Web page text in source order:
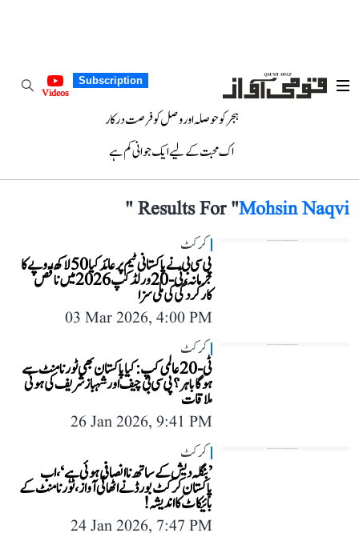
Subscription
Videos
ہجر کو حوصلہ اور وصل کو فرصت درکار
اک محبت کے لیے ایک جوانی کم ہے
Results For "Mohsin Naqvi
"
کرکٹ
پی سی بی نے پاکستانی ٹیم پر عائد کیا 50 لاکھ روپے کا
جرمانہ، ٹی-20 ورلڈ کپ 2026 میں ناقص
کارکردگی کی ملی سزا
03 Mar 2026, 4:00 PM
کرکٹ
ٹی-20 عالمی کپ: کیا پاکستان بھی ٹورنامنٹ سے
ہوگا باہر؟ پی سی بی چیف اور شہباز شریف کی ہوئی
ملاقات
26 Jan 2026, 9:41 PM
کرکٹ
’بنگلہ دیش کے ساتھ ناانصافی ہوئی ہے‘، اب
پاکستان کرکٹ بورڈ نے اٹھائی آواز، ٹورنامنٹ کے
بائیکاٹ کا اندیشہ!
24 Jan 2026, 7:47 PM